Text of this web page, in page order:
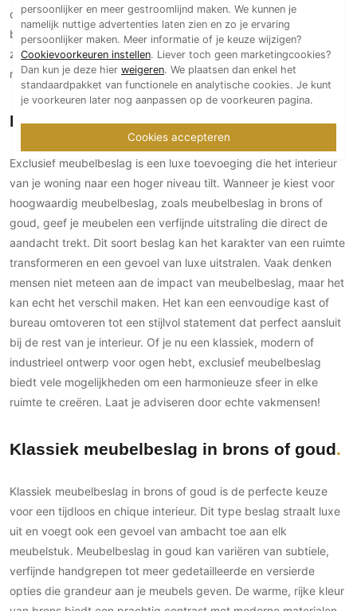
Technologie
Audio/Video
Thuisbioscoop
Domotica
Mirror TV
Wifi
Aannemers Interieur
Akoestiek
Binnenzwembaden
Wellness
of lade in een keer compleet kunnen veranderen. Of overweeg
bijzondere meubelbeslag scharnieren die niet alleen praktisch
zijn, maar ook als decoratieve accenten fungeren. Met exclusief
meubelbeslag worden jemeubelsechte blikvangers in je huis.
Exclusief meubelbeslag op meubelen
Exclusief meubelbeslag is een luxe toevoeging die het interieur
van je woning naar een hoger niveau tilt. Wanneer je kiest voor
hoogwaardig meubelbeslag, zoals meubelbeslag in brons of
goud, geef je meubelen een verfijnde uitstraling die direct de
aandacht trekt. Dit soort beslag kan het karakter van een ruimte
transformeren en een gevoel van luxe uitstralen. Vaak denken
mensen niet meteen aan de impact van meubelbeslag, maar het
kan echt het verschil maken. Het kan een eenvoudige kast of
bureau omtoveren tot een stijlvol statement dat perfect aansluit
bij de rest van je interieur. Of je nu een klassiek, modern of
industrieel ontwerp voor ogen hebt, exclusief meubelbeslag
biedt vele mogelijkheden om een harmonieuze sfeer in elke
ruimte te creëren. Laat je adviseren door echte vakmensen!
Klassiek meubelbeslag in brons of goud
Klassiek meubelbeslag in brons of goud is de perfecte keuze
voor een tijdloos en chique interieur. Dit type beslag straalt luxe
uit en voegt ook een gevoel van ambacht toe aan elk
meubelstuk. Meubelbeslag in goud kan variëren van subtiele,
verfijnde handgrepen tot meer gedetailleerde en versierde
opties die grandeur aan je meubels geven. De warme, rijke kleur
persoonlijker en meer gestroomlijnd maken. We kunnen je
namelijk nuttige advertenties laten zien en zo je ervaring
persoonlijker maken. Meer informatie of je keuze wijzigen?
Cookievoorkeuren instellen. Liever toch geen marketingcookies?
Dan kun je deze hier weigeren. We plaatsen dan enkel het
standaardpakket van functionele en analytische cookies. Je kunt
je voorkeuren later nog aanpassen op de voorkeuren pagina.
Cookies accepteren